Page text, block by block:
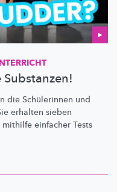
die Schülerinnen und
erhalten sieben
einfacher Tests